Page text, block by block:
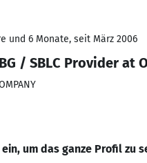
und 6 Monate, seit März 2006
/ SBLC Provider at
um das ganze Profil zu